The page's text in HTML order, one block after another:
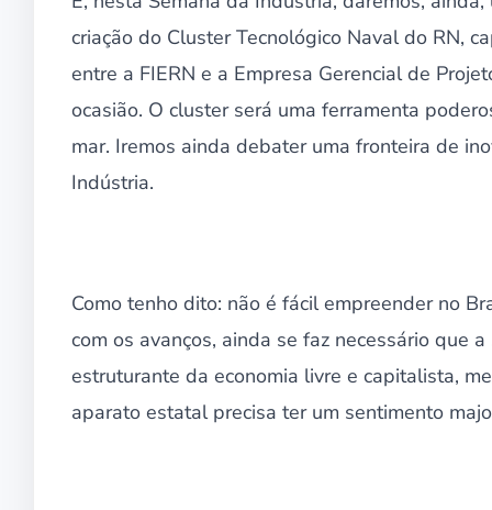
criação do Cluster Tecnológico Naval do RN,
entre a FIERN e a Empresa Gerencial de
ocasião. O cluster será uma ferramenta
mar. Iremos ainda debater uma fronteira de
Indústria.
Como tenho dito: não é fácil empreender no
com os avanços, ainda se faz necessário que
estruturante da economia livre e capitalista,
aparato estatal precisa ter um sentimento